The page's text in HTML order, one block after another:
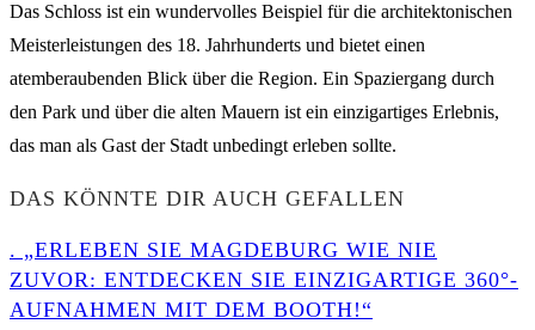
Das Schloss ist ein wundervolles Beispiel für die architektonischen
Meisterleistungen des 18. Jahrhunderts und bietet einen
atemberaubenden Blick über die Region. Ein Spaziergang durch
den Park und über die alten Mauern ist ein einzigartiges Erlebnis,
das man als Gast der Stadt unbedingt erleben sollte.
DAS KÖNNTE DIR AUCH GEFALLEN
. „ERLEBEN SIE MAGDEBURG WIE NIE
ZUVOR: ENTDECKEN SIE EINZIGARTIGE 360°-
AUFNAHMEN MIT DEM BOOTH!“